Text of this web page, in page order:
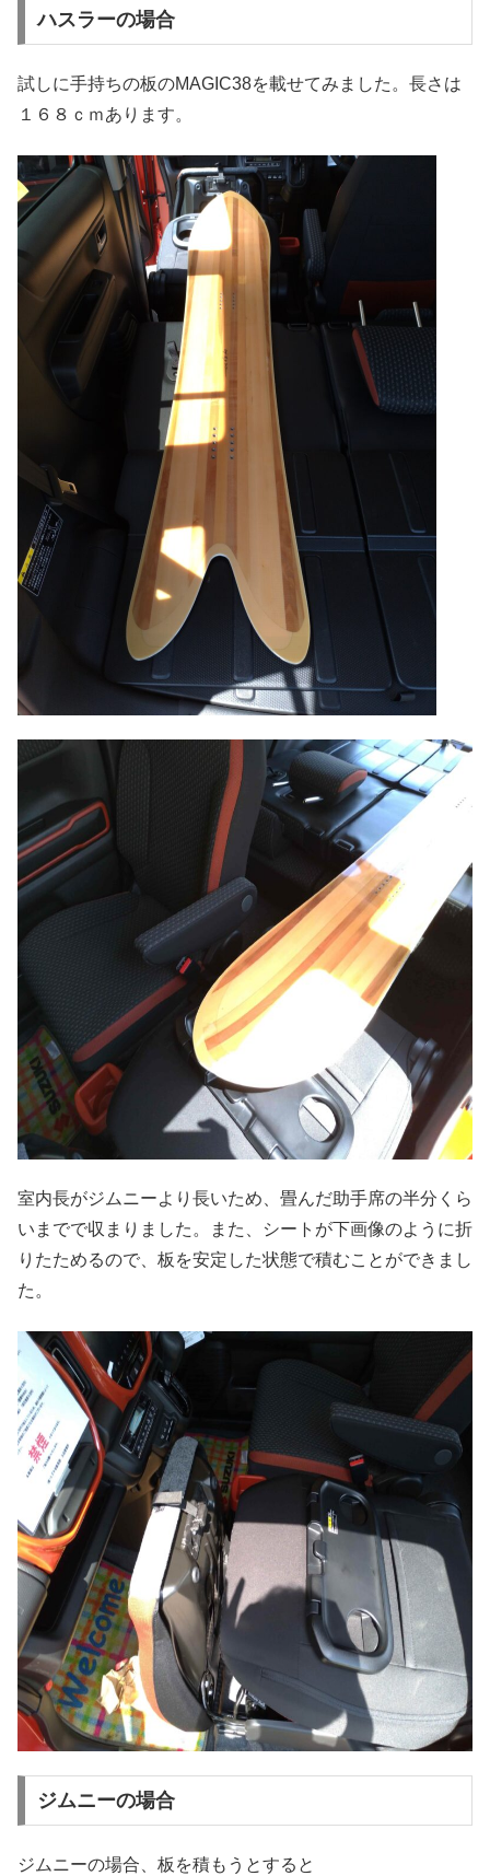
ハスラーの場合
試しに手持ちの板のMAGIC38を載せてみました。長さは
１６８ｃｍあります。
室内長がジムニーより長いため、畳んだ助手席の半分くら
いまでで収まりました。また、シートが下画像のように折
りたためるので、板を安定した状態で積むことができまし
た。
ジムニーの場合
ジムニーの場合、板を積もうとすると